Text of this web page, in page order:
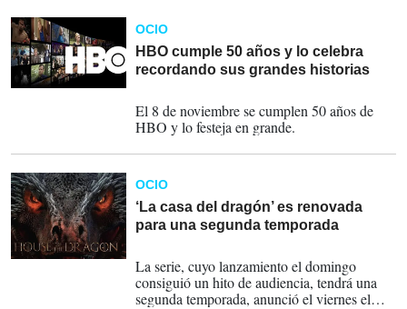
OCIO
HBO cumple 50 años y lo celebra
recordando sus grandes historias
El 8 de noviembre se cumplen 50 años de
HBO y lo festeja en grande.
OCIO
‘La casa del dragón’ es renovada
para una segunda temporada
La serie, cuyo lanzamiento el domingo
consiguió un hito de audiencia, tendrá una
segunda temporada, anunció el viernes el